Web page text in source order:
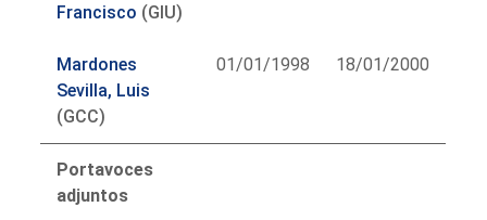
Francisco (GIU)
Mardones
Sevilla, Luis
(GCC)
01/01/1998 18/01/2000
Portavoces
adjuntos